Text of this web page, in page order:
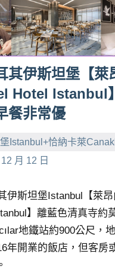
其伊斯坦堡【萊
Hotel Istanbul
餐非常優
Istanbul+恰納卡萊
月 12 日
伊斯坦堡Istanbul【萊昂
】離藍色清真寺約
地鐵站約900公尺，
年開業的飯店，但客房